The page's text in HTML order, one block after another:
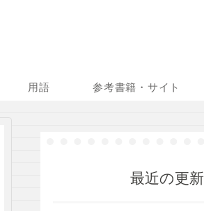
用語 参考書籍・サイト
最近の更新